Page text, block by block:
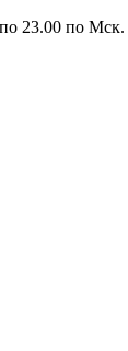
23.00 по Мcк.